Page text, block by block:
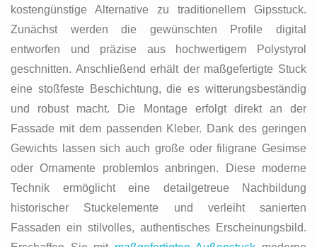
kostengünstige Alternative zu traditionellem Gipsstuck.
Zunächst werden die gewünschten Profile digital
entworfen und präzise aus hochwertigem Polystyrol
geschnitten. Anschließend erhält der maßgefertigte Stuck
eine stoßfeste Beschichtung, die es witterungsbeständig
und robust macht. Die Montage erfolgt direkt an der
Fassade mit dem passenden Kleber. Dank des geringen
Gewichts lassen sich auch große oder filigrane Gesimse
oder Ornamente problemlos anbringen. Diese moderne
Technik ermöglicht eine detailgetreue Nachbildung
historischer Stuckelemente und verleiht sanierten
Fassaden ein stilvolles, authentisches Erscheinungsbild.